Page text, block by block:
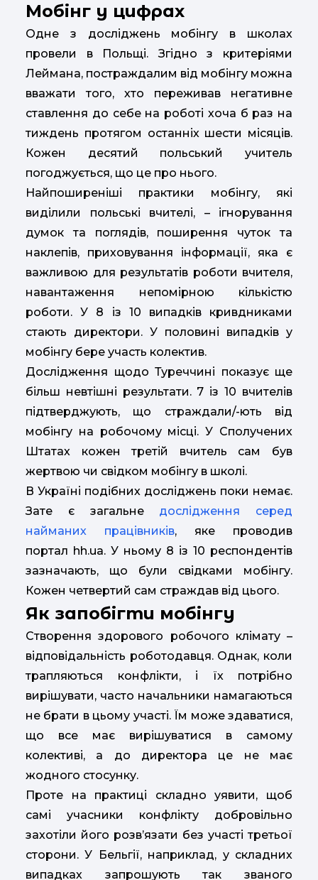
Мобінг у цифрах
Одне з досліджень мобінгу в школах
провели в Польщі. Згідно з критеріями
Леймана, постраждалим від мобінгу можна
вважати того, хто переживав негативне
ставлення до себе на роботі хоча б раз на
тиждень протягом останніх шести місяців.
Кожен десятий польський учитель
погоджується, що це про нього.
Найпоширеніші практики мобінгу, які
виділили польські вчителі, – ігнорування
думок та поглядів, поширення чуток та
наклепів, приховування інформації, яка є
важливою для результатів роботи вчителя,
навантаження непомірною кількістю
роботи. У 8 із 10 випадків кривдниками
стають директори. У половині випадків у
мобінгу бере участь колектив.
Дослідження щодо Туреччині показує ще
більш невтішні результати. 7 із 10 вчителів
підтверджують, що страждали/-ють від
мобінгу на робочому місці. У Сполучених
Штатах кожен третій вчитель сам був
жертвою чи свідком мобінгу в школі.
В Україні подібних досліджень поки немає.
Зате є загальне дослідження серед
найманих працівників, яке проводив
портал hh.ua. У ньому 8 із 10 респондентів
зазначають, що були свідками мобінгу.
Кожен четвертий сам страждав від цього.
Як запобігти мобінгу
Створення здорового робочого клімату –
відповідальність роботодавця. Однак, коли
трапляються конфлікти, і їх потрібно
вирішувати, часто начальники намагаються
не брати в цьому участі. Їм може здаватися,
що все має вирішуватися в самому
колективі, а до директора це не має
жодного стосунку.
Проте на практиці складно уявити, щоб
самі учасники конфлікту добровільно
захотіли його розв’язати без участі третьої
сторони. У Бельгії, наприклад, у складних
випадках запрошують так званого